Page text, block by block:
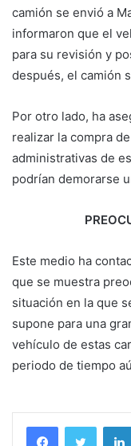
camión se envió a
informaron que el
para su revisión y
después, el camión
Por otro lado, ha
realizar la compra
administrativas de
podrían demorarse
Este medio ha
que se muestra
situación en la que
supone para una
vehículo de estas
periodo de tiempo